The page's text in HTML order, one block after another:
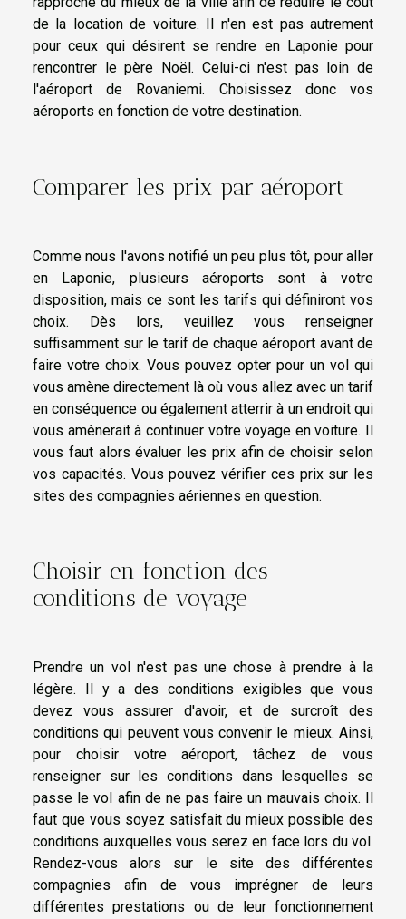
de la location de voiture. Il n'en est pas autrement
pour ceux qui désirent se rendre en Laponie pour
rencontrer le père Noël. Celui-ci n'est pas loin de
l'aéroport de Rovaniemi. Choisissez donc vos
aéroports en fonction de votre destination.
Comparer les prix par aéroport
Comme nous l'avons notifié un peu plus tôt, pour aller
en Laponie, plusieurs aéroports sont à votre
disposition, mais ce sont les tarifs qui définiront vos
choix. Dès lors, veuillez vous renseigner
suffisamment sur le tarif de chaque aéroport avant de
faire votre choix. Vous pouvez opter pour un vol qui
vous amène directement là où vous allez avec un tarif
en conséquence ou également atterrir à un endroit qui
vous amènerait à continuer votre voyage en voiture. Il
vous faut alors évaluer les prix afin de choisir selon
vos capacités. Vous pouvez vérifier ces prix sur les
sites des compagnies aériennes en question.
Choisir en fonction des
conditions de voyage
Prendre un vol n'est pas une chose à prendre à la
légère. Il y a des conditions exigibles que vous
devez vous assurer d'avoir, et de surcroît des
conditions qui peuvent vous convenir le mieux. Ainsi,
pour choisir votre aéroport, tâchez de vous
renseigner sur les conditions dans lesquelles se
passe le vol afin de ne pas faire un mauvais choix. Il
faut que vous soyez satisfait du mieux possible des
conditions auxquelles vous serez en face lors du vol.
Rendez-vous alors sur le site des différentes
compagnies afin de vous imprégner de leurs
différentes prestations ou de leur fonctionnement